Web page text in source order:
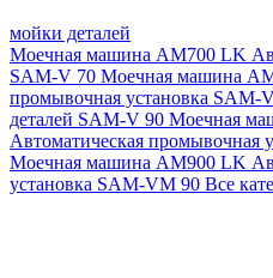
мойки деталей
Моечная машина AM700 LK
SAM-V 70 Моечная машина
промывочная установка SAM-
деталей SAM-V 90 Моечная
Автоматическая промывочная
Моечная машина AM900 LK
установка SAM-VM 90 Все